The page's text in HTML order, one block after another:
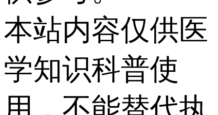
本站内容仅供医
学知识科普使
用，不能替代执